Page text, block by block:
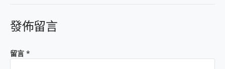
發佈留言
留言 *